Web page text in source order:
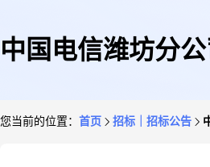
中国电信潍坊分
您当前的位置： 首页 招标｜招标公告